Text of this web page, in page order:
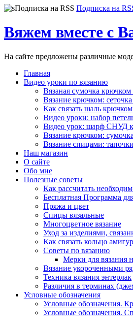
Подписка на
Вяжем вместе с
На сайте предложены различные
Главная
Видео уроки по вязанию
Вязаная сумочка
Вязание крючком:
Как связать шаль крючком
Видео уроки: набор
Видео урок: шарф СНУД
Вязание крючком:
Вязание спицами: тапочки
Наш магазин
О сайте
Обо мне
Полезные советы
Как рассчитать
Бесплатная Программа
Пряжа и цвет
Спицы вязальные
Многоцветное вязание
Уход за изделиями,
Как связать кольцо
Советы по вязанию
Мерки для вязания
Вязание укороченными
Техника вязания энтерлак
Различия в терминах
Условные обозначения
Условные обозначения.
Условные обозначения.